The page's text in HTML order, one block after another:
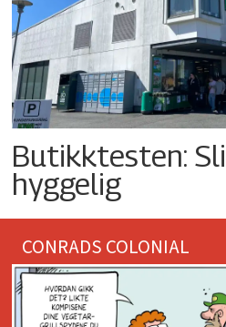
Butikktesten:
hyggelig
CONRADS COLONIAL